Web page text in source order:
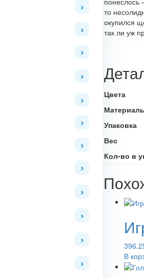
то
окупился
так ли уж
Цвета
Упаковка
Вес
Кол-во в
В